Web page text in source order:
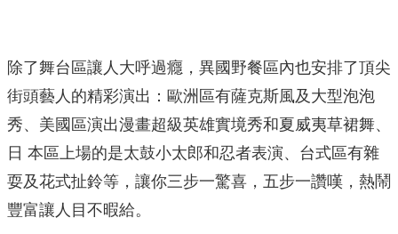
除了舞台區讓人大呼過癮，異國野餐區內也安排了頂尖
街頭藝人的精彩演出：歐洲區有薩克斯風及大型泡泡
秀、美國區演出漫畫超級英雄實境秀和夏威夷草裙舞、
日 本區上場的是太鼓小太郎和忍者表演、台式區有雜
耍及花式扯鈴等，讓你三步一驚喜，五步一讚嘆，熱鬧
豐富讓人目不暇給。